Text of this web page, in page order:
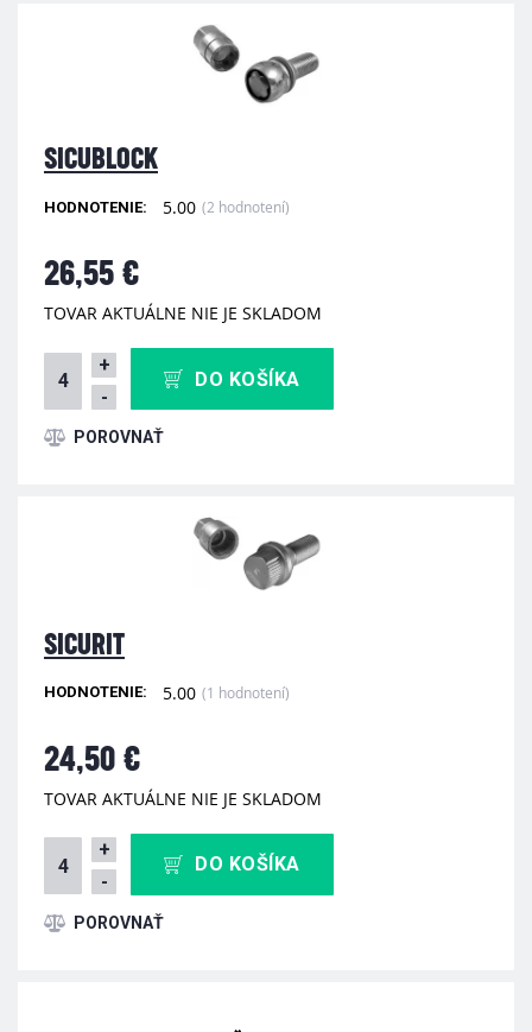
SICUBLOCK
HODNOTENIE: 5.00 (2 hodnotení)
26,55 €
TOVAR AKTUÁLNE NIE JE SKLADOM
+
-
DO KOŠÍKA
SICURIT
HODNOTENIE: 5.00 (1 hodnotení)
24,50 €
TOVAR AKTUÁLNE NIE JE SKLADOM
+
-
DO KOŠÍKA